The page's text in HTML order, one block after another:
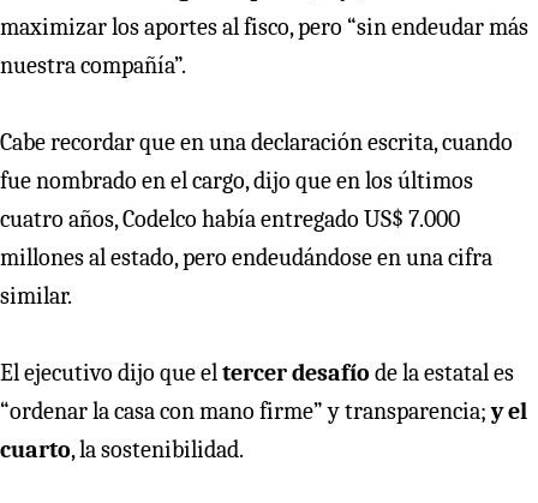
maximizar los aportes al fisco, pero “sin endeudar más
nuestra compañía”.
Cabe recordar que en una declaración escrita, cuando
fue nombrado en el cargo, dijo que en los últimos
cuatro años, Codelco había entregado US$ 7.000
millones al estado, pero endeudándose en una cifra
similar.
El ejecutivo dijo que eltercer desafío de la estatal es
“ordenar la casa con mano firme” y transparencia;y el
cuarto, la sostenibilidad.